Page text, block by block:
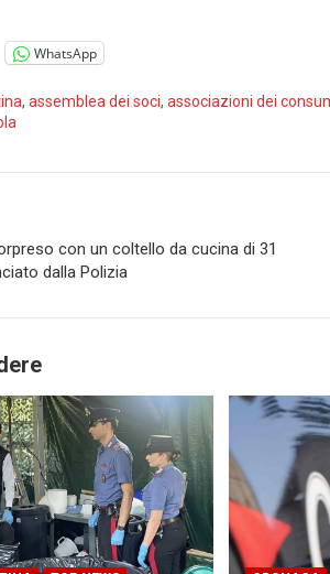
WhatsApp
, assemblea dei soci, associazioni dei
con un coltello da cucina di 31
dalla Polizia